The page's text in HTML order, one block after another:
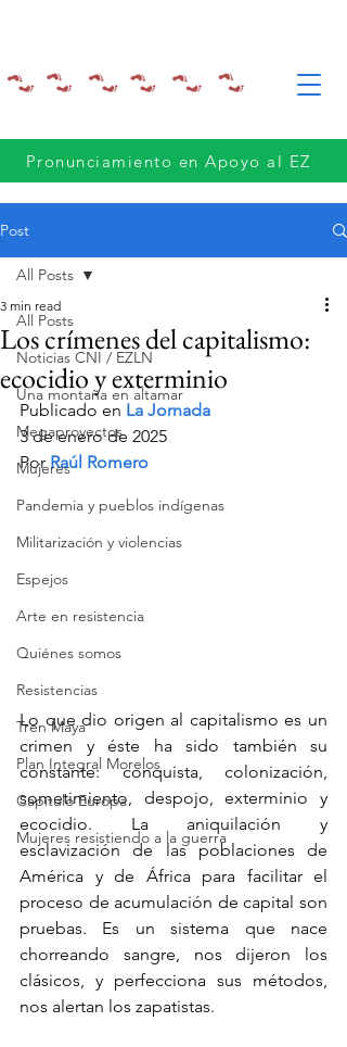
Pronunciamiento en Apoyo al EZ
Post
All Posts
Noticias CNI / EZLN
Una montaña en altamar
Megaproyectos
Mujeres
Pandemia y pueblos indígenas
Militarización y violencias
Espejos
Arte en resistencia
Quiénes somos
Resistencias
Tren Maya
Plan Integral Morelos
Capítulo Europa
Mujeres resistiendo a la guerra
All Posts
Los crímenes del capitalismo:
ecocidio y exterminio
3 min read
Publicado en La Jornada
3 de enero de 2025
Por Raúl Romero
Lo que dio origen al capitalismo es un
crimen y éste ha sido también su
constante: conquista, colonización,
sometimiento, despojo, exterminio y
ecocidio. La aniquilación y
esclavización de las poblaciones de
América y de África para facilitar el
proceso de acumulación de capital son
pruebas. Es un sistema que nace
chorreando sangre, nos dijeron los
clásicos, y perfecciona sus métodos,
nos alertan los zapatistas.